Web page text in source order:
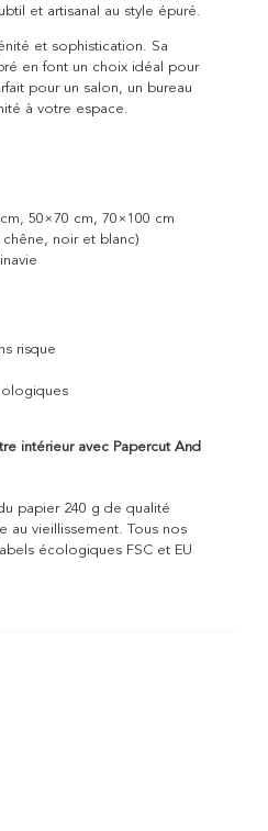
et artisanal au style épuré.
et sophistication. Sa
en font un choix idéal pour
pour un salon, un bureau
à votre espace.
50×70 cm, 70×100 cm
noir et blanc)
risque
intérieur avec Papercut And
papier 240 g de qualité
au vieillissement. Tous nos
écologiques FSC et EU